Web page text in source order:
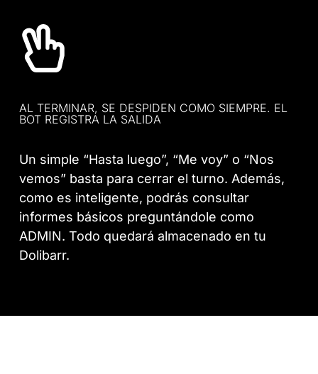
AL TERMINAR, SE DESPIDEN COMO SIEMPRE. EL
BOT REGISTRA LA SALIDA
Un simple “Hasta luego”, “Me voy” o “Nos
vemos” basta para cerrar el turno. Además,
como es inteligente, podrás consultar
informes básicos preguntándole como
ADMIN. Todo quedará almacenado en tu
Dolibarr.